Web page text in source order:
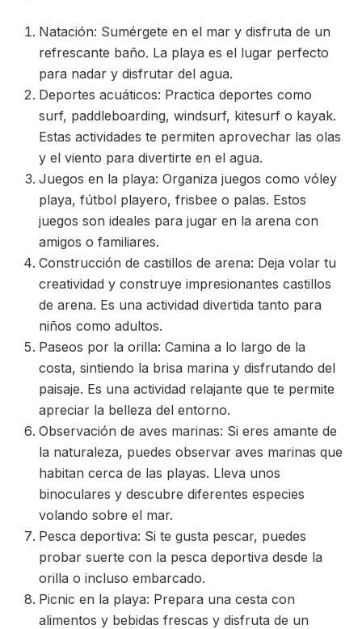
Natación: Sumérgete en el mar y disfruta de un
refrescante baño. La playa es el lugar perfecto
para nadar y disfrutar del agua.
Deportes acuáticos: Practica deportes como
surf, paddleboarding, windsurf, kitesurf o kayak.
Estas actividades te permiten aprovechar las olas
y el viento para divertirte en el agua.
Juegos en la playa: Organiza juegos como vóley
playa, fútbol playero, frisbee o palas. Estos
juegos son ideales para jugar en la arena con
amigos o familiares.
Construcción de castillos de arena: Deja volar tu
creatividad y construye impresionantes castillos
de arena. Es una actividad divertida tanto para
niños como adultos.
Paseos por la orilla: Camina a lo largo de la
costa, sintiendo la brisa marina y disfrutando del
paisaje. Es una actividad relajante que te permite
apreciar la belleza del entorno.
Observación de aves marinas: Si eres amante de
la naturaleza, puedes observar aves marinas que
habitan cerca de las playas. Lleva unos
binoculares y descubre diferentes especies
volando sobre el mar.
Pesca deportiva: Si te gusta pescar, puedes
probar suerte con la pesca deportiva desde la
orilla o incluso embarcado.
Picnic en la playa: Prepara una cesta con
alimentos y bebidas frescas y disfruta de un